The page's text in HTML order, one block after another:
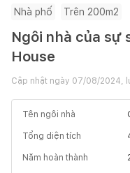
Nhà phố Trên 200m2
Ngôi nhà của sự
House
Cập nhật ngày 07/08/2024,
Tên ngôi nhà
Tổng diện tích
Năm hoàn thành